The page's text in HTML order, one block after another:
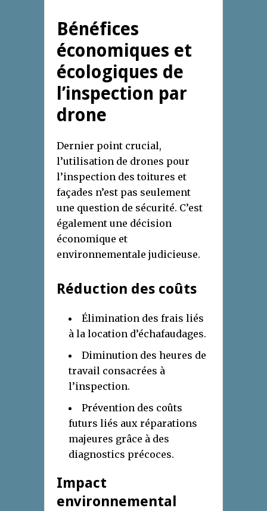
Bénéfices
économiques et
écologiques de
l’inspection par
drone
Dernier point crucial,
l’utilisation de drones pour
l’inspection des toitures et
façades n’est pas seulement
une question de sécurité. C’est
également une décision
économique et
environnementale judicieuse.
Réduction des coûts
Élimination des frais liés
à la location d’échafaudages.
Diminution des heures de
travail consacrées à
l’inspection.
Prévention des coûts
futurs liés aux réparations
majeures grâce à des
diagnostics précoces.
Impact
environnemental